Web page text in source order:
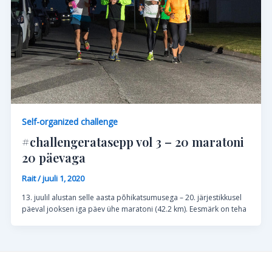
Self-organized challenge
#challengeratasepp vol 3 – 20 maratoni
20 päevaga
Rait/juuli 1, 2020
13. juulil alustan selle aasta põhikatsumusega – 20. järjestikkusel
päeval jooksen iga päev ühe maratoni (42.2 km). Eesmärk on teha